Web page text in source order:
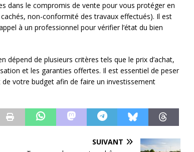
dans le compromis de vente pour vous protéger en
non-conformité des travaux effectués). Il est
à un professionnel pour vérifier l’état du bien
dépend de plusieurs critères tels que le prix d’achat,
et les garanties offertes. Il est essentiel de peser
votre budget afin de faire un investissement
SUIVANT